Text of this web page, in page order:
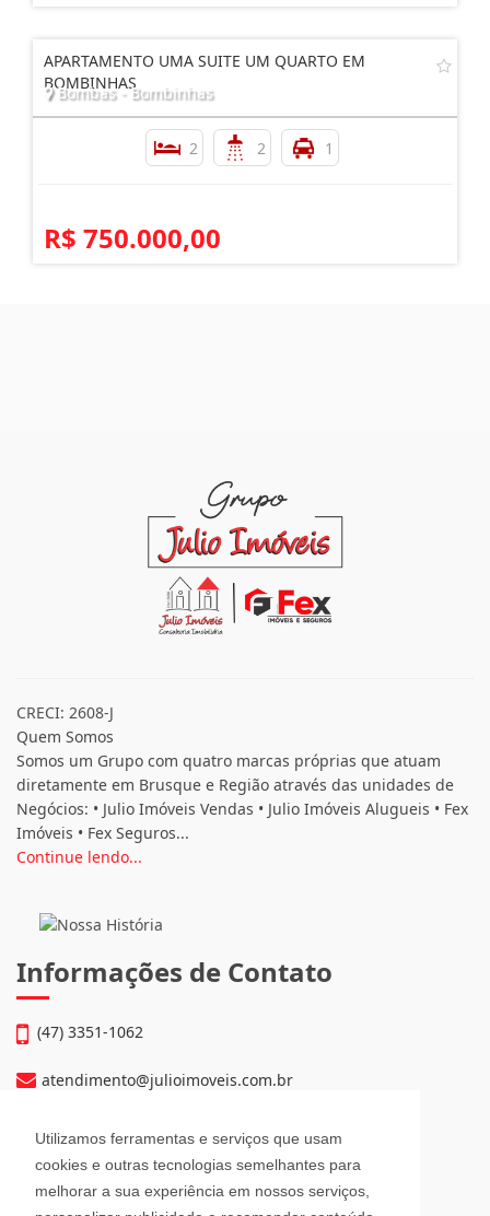
Utilizamos ferramentas e serviços que usam
cookies e outras tecnologias semelhantes para
melhorar a sua experiência em nossos serviços,
APARTAMENTO UMA SUITE UM QUARTO EM
BOMBINHAS
Bombas - Bombinhas
2 2 1
R$ 750.000,00
CRECI: 2608-J
Quem Somos
Somos um Grupo com quatro marcas próprias que atuam
diretamente em Brusque e Região através das unidades de
Negócios: • Julio Imóveis Vendas • Julio Imóveis Alugueis • Fex
Imóveis • Fex Seguros...
Continue lendo...
Informações de Contato
(47) 3351-1062
atendimento@julioimoveis.com.br
Avenida Hugo Schlösser, 69, Jardim Maluche
CEP: 88354-300